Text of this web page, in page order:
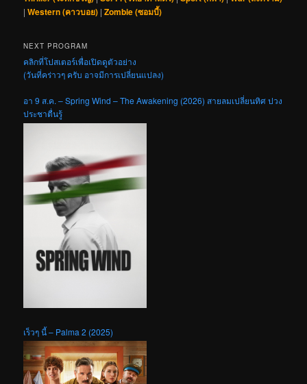
|Western (คาวบอย) |Zombie (ซอมบี้)
NEXT PROGRAM
คลิกที่โปสเตอร์เพื่อเปิดดูตัวอย่าง
(วันที่คร่าวๆ ครับ อาจมีการเปลี่ยนแปลง)
อา 9 ส.ค. – Spring Wind – The Awakening (2026) สายลมเปลี่ยนทิศ ปวง
ประชาตื่นรู้
เร็วๆ นี้ – Palma 2 (2025)